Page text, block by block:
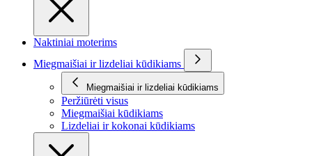
Naktiniai moterims
Miegmaišiai ir lizdeliai kūdikiams
Miegmaišiai ir lizdeliai kūdikiams
Peržiūrėti visus
Miegmaišiai kūdikiams
Lizdeliai ir kokonai kūdikiams